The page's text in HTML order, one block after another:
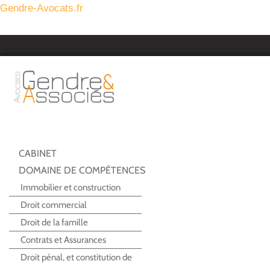
Aller
Gendre-Avocats.fr
CABINET
DOMAINE DE COMPÉTENCES
Immobilier et construction
Droit commercial
Droit de la famille
Contrats et Assurances
Droit pénal, et constitution de